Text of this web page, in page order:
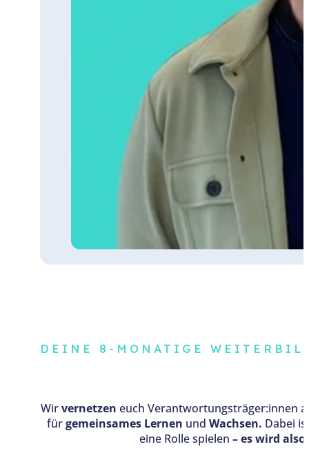
DEINE 8-MONATIGE
Wirvernetzen euch Verantwortungsträger:innen
fürgemeinsames Lernen und Wachsen. Dabei
eine Rolle spielen– es wird